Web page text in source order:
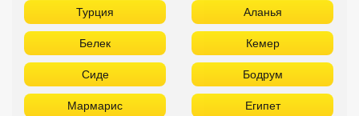
Турция Аланья
Белек Кемер
Сиде Бодрум
Мармарис Египет